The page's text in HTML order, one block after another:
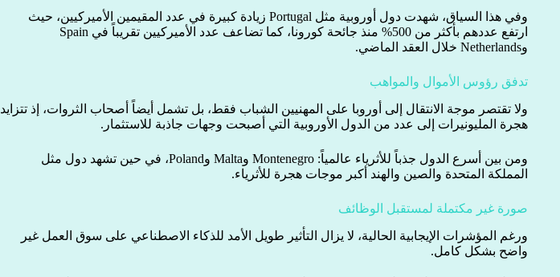
وفي هذا السياق، شهدت دول أوروبية مثل Portugal زيادة كبيرة في عدد المقيمين الأميركيين، حيث
ارتفع عددهم بأكثر من 500% منذ جائحة كورونا، كما تضاعف عدد الأميركيين تقريباً في Spain
وNetherlands خلال العقد الماضي.
تدفق رؤوس الأموال والمواهب
ولا تقتصر موجة الانتقال إلى أوروبا على المهنيين الشباب فقط، بل تشمل أيضاً أصحاب الثروات، إذ تتزايد
هجرة المليونيرات إلى عدد من الدول الأوروبية التي أصبحت وجهات جاذبة للاستثمار.
ومن بين أسرع الدول جذباً للأثرياء عالمياً: Montenegro وMalta وPoland، في حين تشهد دول مثل
المملكة المتحدة والصين والهند أكبر موجات هجرة للأثرياء.
صورة غير مكتملة لمستقبل الوظائف
ورغم المؤشرات الإيجابية الحالية، لا يزال التأثير طويل الأمد للذكاء الاصطناعي على سوق العمل غير
واضح بشكل كامل.